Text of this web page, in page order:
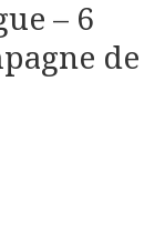
– 6
de